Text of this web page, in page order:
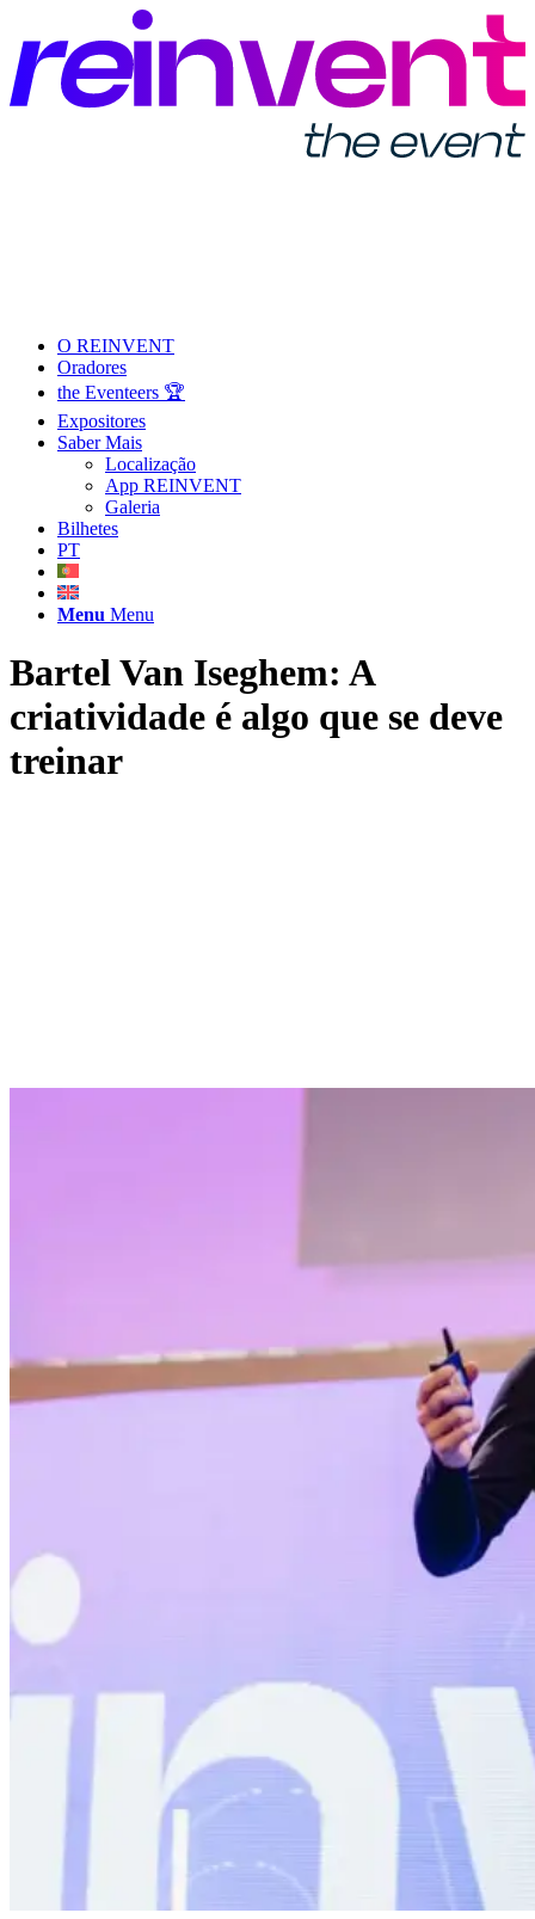
O REINVENT
Oradores
the Eventeers 🏆
Expositores
Saber Mais
Localização
App REINVENT
Galeria
Bilhetes
PT
Menu Menu
Bartel Van Iseghem: A
criatividade é algo que se deve
treinar